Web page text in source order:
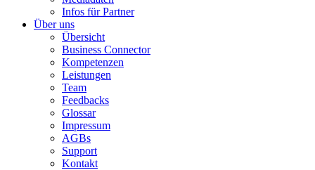
Infos für Partner
Über uns
Übersicht
Business Connector
Kompetenzen
Leistungen
Team
Feedbacks
Glossar
Impressum
AGBs
Support
Kontakt